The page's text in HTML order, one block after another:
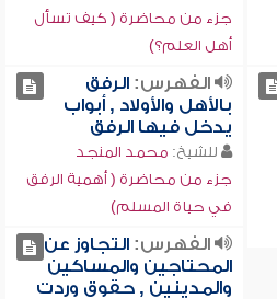
جزء من محاضرة ( كيف تسأل
أهل العلم؟)
الفهرس:الرفق
بالأهل والأولاد , أبواب
يدخل فيها الرفق
للشيخ: محمد المنجد
جزء من محاضرة ( أهمية الرفق
في حياة المسلم)
الفهرس:التجاوز عن
المحتاجين والمساكين
والمدينين , حقوق وردت